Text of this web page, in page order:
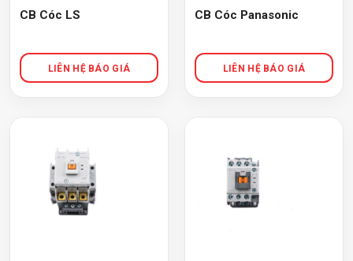
CB Cóc LS CB Cóc Panasonic